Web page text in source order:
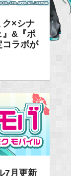
ク×シナ
』&『ポ
コラボが
7月更新